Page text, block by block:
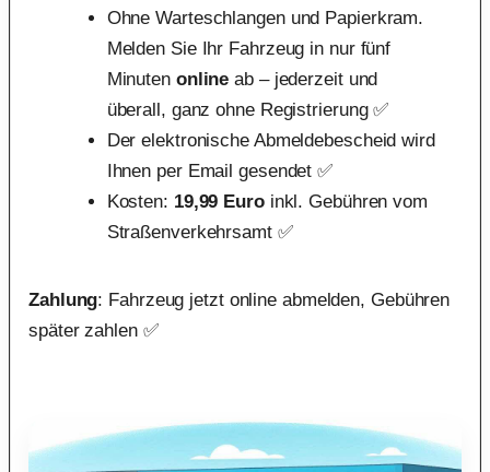
Ohne Warteschlangen und Papierkram.
Melden Sie Ihr Fahrzeug in nur fünf
Minuten online ab – jederzeit und
überall, ganz ohne Registrierung ✅
Der elektronische Abmeldebescheid wird
Ihnen per Email gesendet ✅
Kosten: 19,99 Euroinkl. Gebühren vom
Straßenverkehrsamt ✅
Zahlung: Fahrzeug jetzt online abmelden, Gebühren
später zahlen ✅